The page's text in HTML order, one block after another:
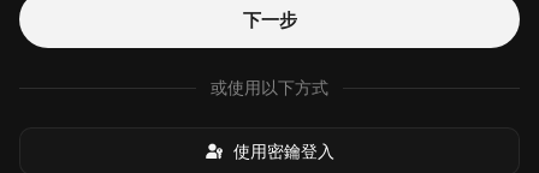
下一步
或使用以下方式
使用密鑰登入